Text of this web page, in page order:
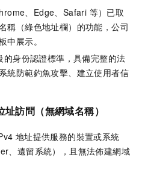
、Edge、Safari 等）已取
稱（綠色地址欄）的功能，公司
中展示。
的身份認證標準，具備完整的法
統防範釣魚攻擊、建立使用者信
訪問（無網域名稱）
地址提供服務的裝置或系統
、遺留系統），且無法佈建網域